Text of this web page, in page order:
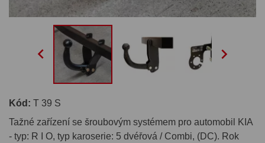
 
Kód: T 39 S
Tažné zařízení se šroubovým systémem pro automobil KIA
- typ: R I O, typ karoserie: 5 dvéřová / Combi, (DC). Rok